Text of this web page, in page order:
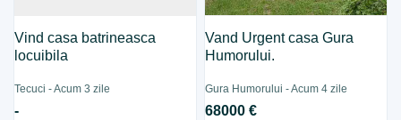
Vind casa batrineasca
locuibila
Tecuci - Acum 3 zile
-
Vand Urgent casa Gura
Humorului.
Gura Humorului - Acum 4 zile
68000 €